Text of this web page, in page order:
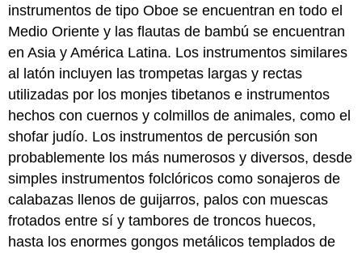
instrumentos de tipo Oboe se encuentran en todo el
Medio Oriente y las flautas de bambú se encuentran
en Asia y América Latina. Los instrumentos similares
al latón incluyen las trompetas largas y rectas
utilizadas por los monjes tibetanos e instrumentos
hechos con cuernos y colmillos de animales, como el
shofar judío. Los instrumentos de percusión son
probablemente los más numerosos y diversos, desde
simples instrumentos folclóricos como sonajeros de
calabazas llenos de guijarros, palos con muescas
frotados entre sí y tambores de troncos huecos,
hasta los enormes gongos metálicos templados de